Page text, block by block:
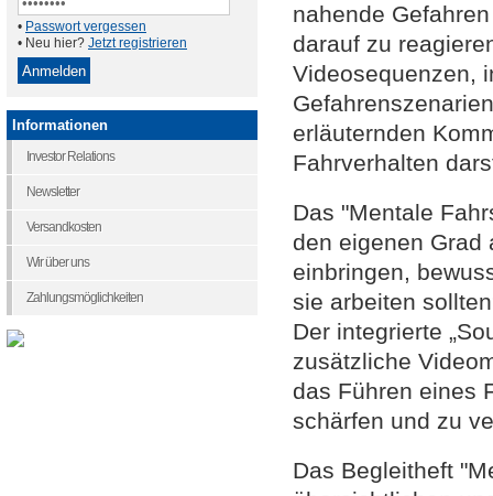
nahende
darauf zu
Videosequenzen,
erläuternden
Fahrverhalten
Das "Mentale
den eigenen Grad
einbringen,
sie arbeiten
Der integrierte
zusätzliche
das Führen eines
schärfen und zu
Das Begleitheft
• Passwort vergessen
• Neu hier? Jetzt registrieren
Informationen
Investor Relations
Newsletter
Versandkosten
Wir über uns
Zahlungsmöglichkeiten